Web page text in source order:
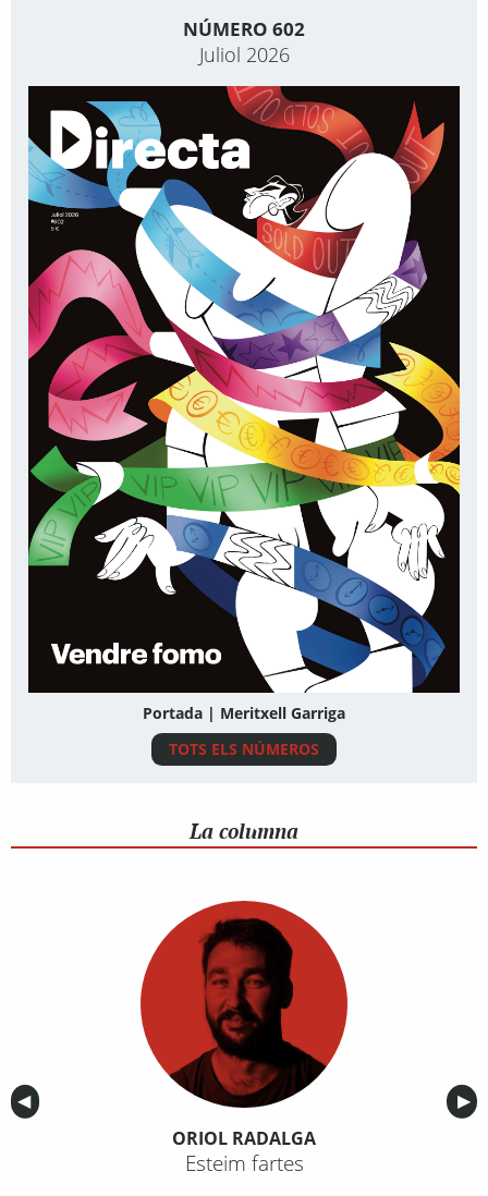
NÚMERO 602
Juliol 2026
Portada | Meritxell Garriga
TOTS ELS NÚMEROS
La columna
Anterior
◀︎ ▶︎
ORIOL RADALGA
Esteim fartes